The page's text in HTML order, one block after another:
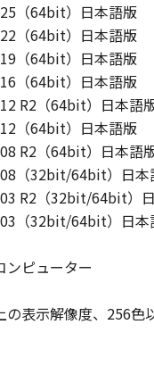
（64bit）日本語版
（64bit）日本語版
（64bit）日本語版
（64bit）日本語版
R2（64bit）日本語
（64bit）日本語版
R2（64bit）日本語
（32bit/64bit）日本
R2（32bit/64bit）
（32bit/64bit）日本
ンピューター
表示解像度、256色